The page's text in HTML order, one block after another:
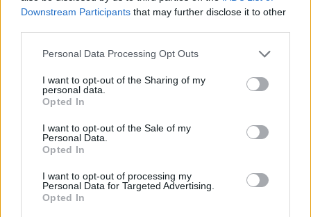
Downstream Participants that may further disclose it to other
Personal Data Processing Opt Outs
I want to opt-out of the Sharing of my
personal data.
Opted In
I want to opt-out of the Sale of my
Personal Data.
Opted In
I want to opt-out of processing my
Personal Data for Targeted Advertising.
Opted In
ΧΩΡΙΑ
Η παρέμβαση στην οδό Σοφού
αναφέρει ο δήμαρχος Μυτιλήνης
Παναγιώτης Χριστόφας
ΔΡΑΣΕΙΣ
Η Λέσβος στη Διεθνή
Παγκόσμιων Γεωπάρκων
UNESCO
Μαθητές του Πρότυπου ΓΕΛ